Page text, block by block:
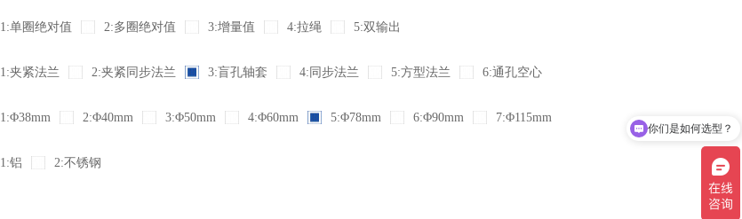
1:单圈绝对值 2:多圈绝对值 3:增量值 4:拉绳 5:双输出
1:夹紧法兰 2:夹紧同步法兰 3:盲孔轴套 4:同步法兰 5:方型法兰 6:通孔空心
1:Φ38mm 2:Φ40mm 3:Φ50mm 4:Φ60mm 5:Φ78mm 6:Φ90mm 7:Φ115mm
1:铝 2:不锈钢
你们是如何选型？